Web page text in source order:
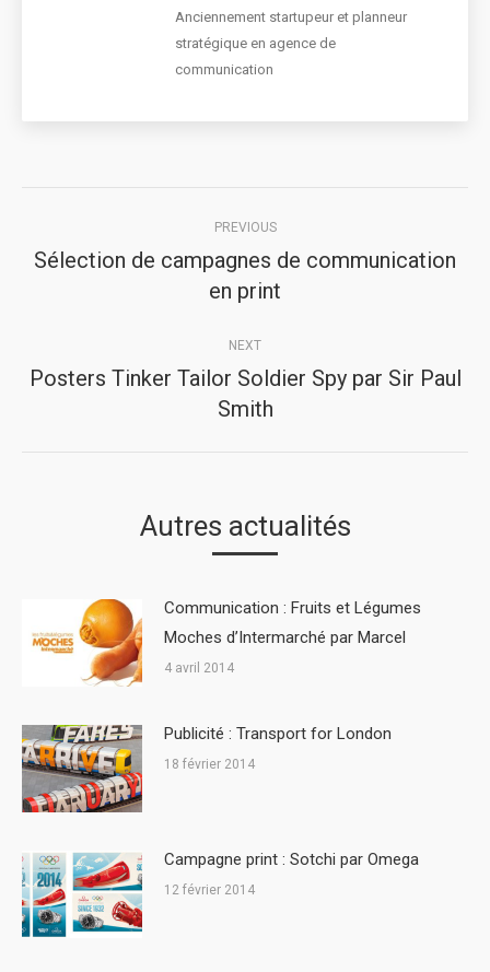
Anciennement startupeur et planneur
stratégique en agence de
communication
navigation
PREVIOUS
Previous
post:
Sélection de campagnes de communication
en print
NEXT
Next
post:
Posters Tinker Tailor Soldier Spy par Sir Paul
Smith
Autres actualités
Communication : Fruits et Légumes
Moches d’Intermarché par Marcel
4 avril 2014
Publicité : Transport for London
18 février 2014
Campagne print : Sotchi par Omega
12 février 2014